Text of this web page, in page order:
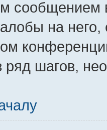
сообщением
на
ряд шагов,